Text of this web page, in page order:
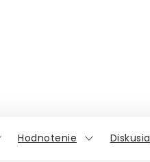
Hodnotenie Diskusia